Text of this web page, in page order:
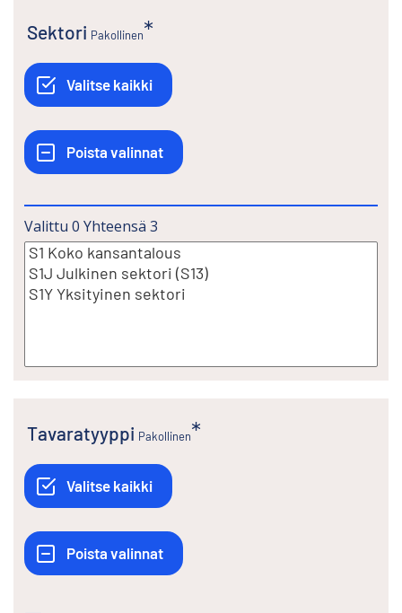
Sektori Pakollinen
Valittu 0 Yhteensä 3
Tavaratyyppi Pakollinen